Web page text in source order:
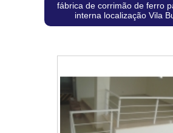
fábrica de corrimão de ferro
interna localização Vila